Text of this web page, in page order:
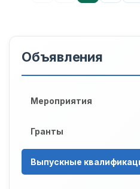
Объявления
Мероприятия
Гранты
Выпускные